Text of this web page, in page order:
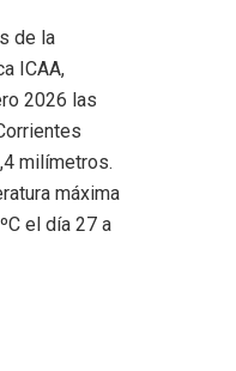
de la
ICAA,
2026 las
milímetros.
máxima
el día 27 a